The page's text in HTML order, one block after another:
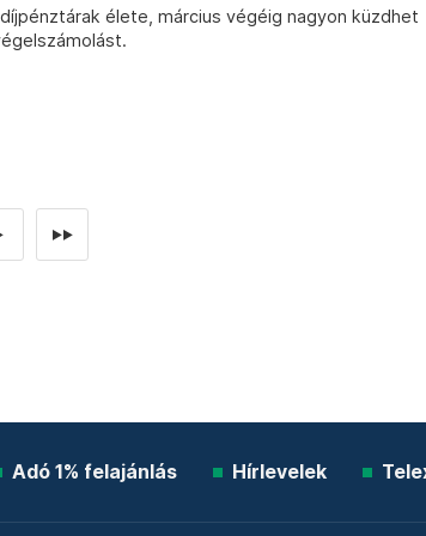
élete, március végéig nagyon küzdhet
►►
Adó 1% felajánlás Hírlevelek